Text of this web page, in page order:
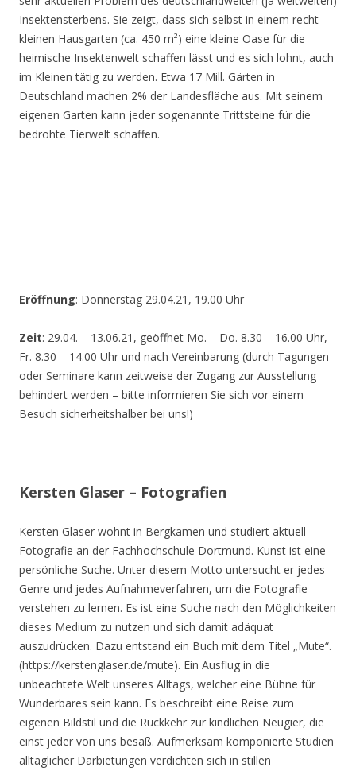
Insektensterbens. Sie zeigt, dass sich selbst in einem recht
kleinen Hausgarten (ca. 450 m²) eine kleine Oase für die
heimische Insektenwelt schaffen lässt und es sich lohnt, auch
im Kleinen tätig zu werden. Etwa 17 Mill. Gärten in
Deutschland machen 2% der Landesfläche aus. Mit seinem
eigenen Garten kann jeder sogenannte Trittsteine für die
bedrohte Tierwelt schaffen.
Eröffnung: Donnerstag 29.04.21, 19.00 Uhr
Zeit: 29.04. – 13.06.21, geöffnet Mo. – Do. 8.30 – 16.00 Uhr,
Fr. 8.30 – 14.00 Uhr und nach Vereinbarung (durch Tagungen
oder Seminare kann zeitweise der Zugang zur Ausstellung
behindert werden – bitte informieren Sie sich vor einem
Besuch sicherheitshalber bei uns!)
Kersten Glaser – Fotografien
Kersten Glaser wohnt in Bergkamen und studiert aktuell
Fotografie an der Fachhochschule Dortmund. Kunst ist eine
persönliche Suche. Unter diesem Motto untersucht er jedes
Genre und jedes Aufnahmeverfahren, um die Fotografie
verstehen zu lernen. Es ist eine Suche nach den Möglichkeiten
dieses Medium zu nutzen und sich damit adäquat
auszudrücken. Dazu entstand ein Buch mit dem Titel „Mute“.
(https://kerstenglaser.de/mute). Ein Ausflug in die
unbeachtete Welt unseres Alltags, welcher eine Bühne für
Wunderbares sein kann. Es beschreibt eine Reise zum
eigenen Bildstil und die Rückkehr zur kindlichen Neugier, die
einst jeder von uns besaß. Aufmerksam komponierte Studien
alltäglicher Darbietungen verdichten sich in stillen